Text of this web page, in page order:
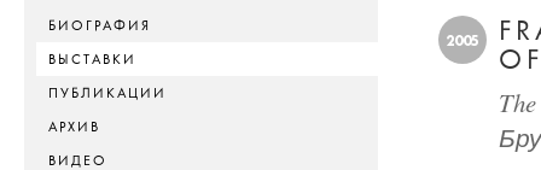
БИОГРАФИЯ
ВЫСТАВКИ
ПУБЛИКАЦИИ
АРХИВ
ВИДЕО
2005